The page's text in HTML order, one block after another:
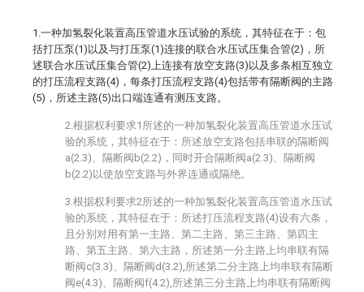
1.一种加氢裂化装置高压管道水压试验的系统，其特征在于：包
括打压泵(1)以及与打压泵(1)连接的联合水压试压集合管(2)，所
述联合水压试压集合管(2)上连接有放空支路(3)以及多条相互独立
的打压流程支路(4)，每条打压流程支路(4)包括带有隔断阀的主路
(5)，所述主路(5)出口端连通有测压支路。
2.根据权利要求1所述的一种加氢裂化装置高压管道水压试
验的系统，其特征在于：所述放空支路包括串联的隔断阀
a(2.3)、隔断阀b(2.2)，同时开合隔断阀a(2.3)、隔断阀
b(2.2)以使放空支路与外界连通或隔绝。
3.根据权利要求2所述的一种加氢裂化装置高压管道水压试
验的系统，其特征在于：所述打压流程支路(4)设有六条，
且分别对用有第一主路、第二主路、第三主路、第四主
路、第五主路、第六主路，所述第一分主路上均串联有隔
断阀c(3.3)、隔断阀d(3.2),所述第二分主路上均串联有隔断
阀e(4.3)、隔断阀f(4.2),所述第三分主路上均串联有隔断阀